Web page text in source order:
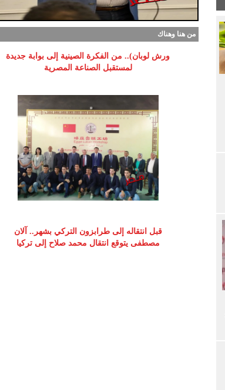
من هنا وهناك
ورش لوبان).. من الفكرة الصينية إلى بوابة جديدة
لمستقبل الصناعة المصرية
قبل انتقاله إلى طرابزون التركي بشهر.. آلان
مصطفى يتوقع انتقال محمد صلاح إلى تركيا